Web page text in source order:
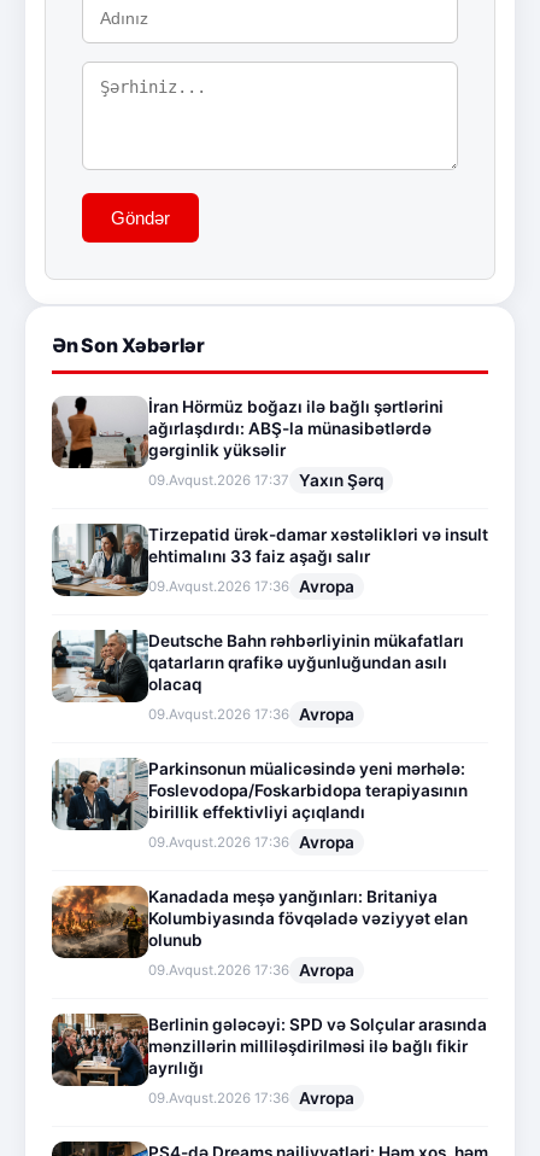
Göndər
Ən Son Xəbərlər
İran Hörmüz boğazı ilə bağlı şərtlərini
ağırlaşdırdı: ABŞ-la münasibətlərdə
gərginlik yüksəlir
09.Avqust.2026 17:37 Yaxın Şərq
Tirzepatid ürək-damar xəstəlikləri və insult
ehtimalını 33 faiz aşağı salır
09.Avqust.2026 17:36 Avropa
Deutsche Bahn rəhbərliyinin mükafatları
qatarların qrafikə uyğunluğundan asılı
olacaq
09.Avqust.2026 17:36 Avropa
Parkinsonun müalicəsində yeni mərhələ:
Foslevodopa/Foskarbidopa terapiyasının
birillik effektivliyi açıqlandı
09.Avqust.2026 17:36 Avropa
Kanadada meşə yanğınları: Britaniya
Kolumbiyasında fövqəladə vəziyyət elan
olunub
09.Avqust.2026 17:36 Avropa
Berlinin gələcəyi: SPD və Solçular arasında
mənzillərin milliləşdirilməsi ilə bağlı fikir
ayrılığı
09.Avqust.2026 17:36 Avropa